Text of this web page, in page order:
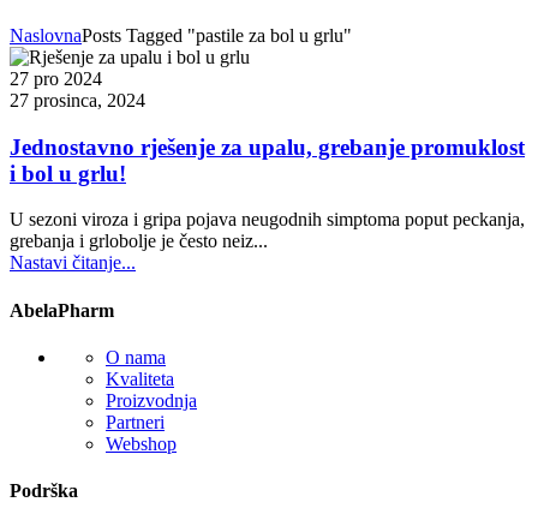
NaslovnaPosts Tagged "pastile za bol u grlu"
27 pro 2024
27 prosinca, 2024
Jednostavno rješenje za upalu, grebanje promuklost
i bol u grlu!
U sezoni viroza i gripa pojava neugodnih simptoma poput peckanja,
grebanja i grlobolje je često neiz...
Nastavi čitanje...
AbelaPharm
O nama
Kvaliteta
Proizvodnja
Partneri
Webshop
Podrška